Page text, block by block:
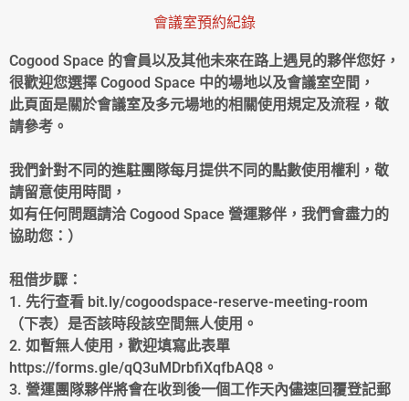
會議室預約紀錄
Cogood Space 的會員以及其他未來在路上遇見的夥伴您好，
很歡迎您選擇 Cogood Space 中的場地以及會議室空間，
此頁面是關於會議室及多元場地的相關使用規定及流程，敬
請參考。
我們針對不同的進駐團隊每月提供不同的點數使用權利，敬
請留意使用時間，
如有任何問題請洽 Cogood Space 營運夥伴，我們會盡力的
協助您：）
租借步驟：
1. 先行查看 bit.ly/cogoodspace-reserve-meeting-room
（下表）是否該時段該空間無人使用。
2. 如暫無人使用，歡迎填寫此表單
https://forms.gle/qQ3uMDrbfiXqfbAQ8。
3. 營運團隊夥伴將會在收到後一個工作天內儘速回覆登記郵